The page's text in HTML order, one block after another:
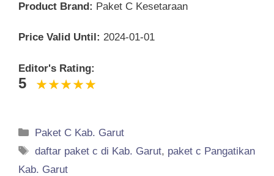
Product Brand: Paket C Kesetaraan
Price Valid Until: 2024-01-01
Editor's Rating:
5
Categories
Paket C Kab. Garut
Tags
daftar paket c di Kab. Garut, paket c Pangatikan
Kab. Garut